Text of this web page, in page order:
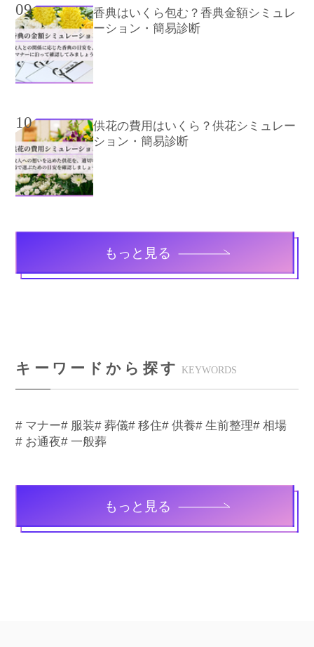
09
香典はいくら包む？香典金額シミュレ
ーション・簡易診断
10
供花の費用はいくら？供花シミュレー
ション・簡易診断
もっと見る
キーワードから探す KEYWORDS
# マナー# 服装# 葬儀# 移住# 供養# 生前整理# 相場
# お通夜# 一般葬
もっと見る